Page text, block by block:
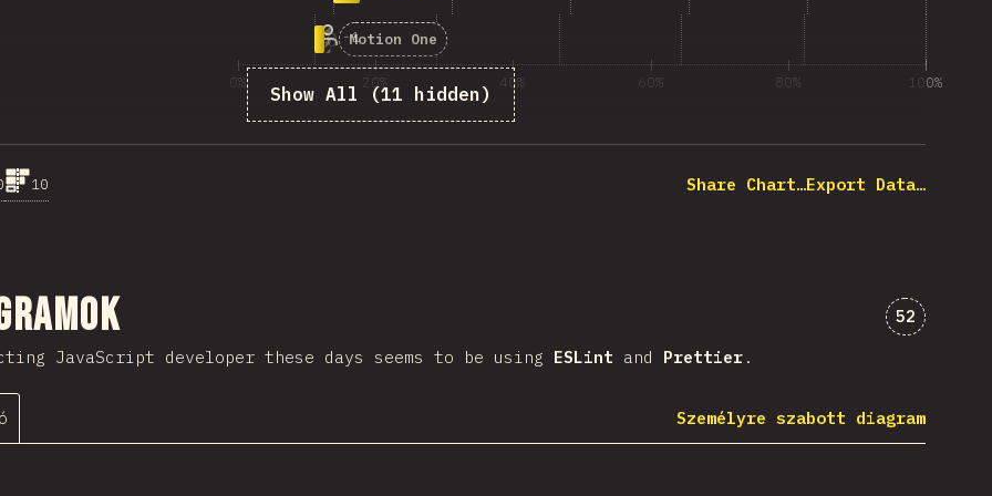
10 Motion One
-1
167
Show All (11 hidden)
0% 20% 40% 60% 80% 100%
10 Share Chart…Export Data…
52
JavaScript developer these days seems to be using ESLint and Prettier .
Személyre szabott diagram